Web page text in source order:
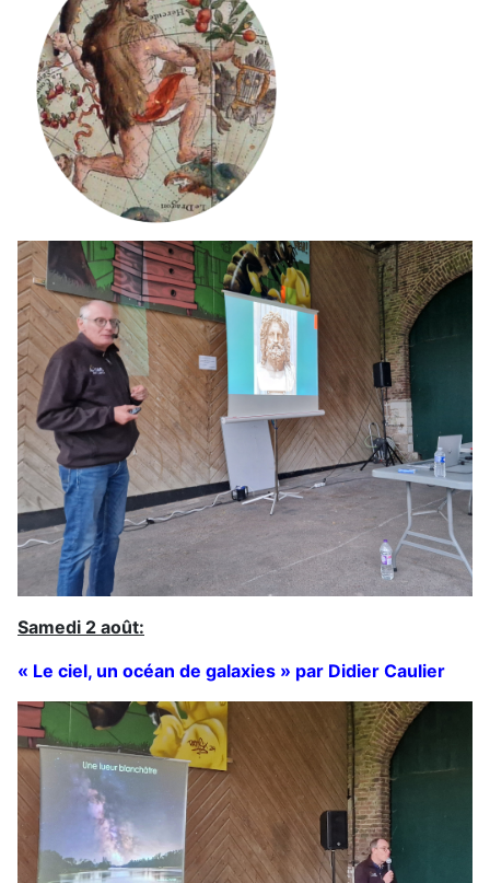
Samedi 2 août:
« Le ciel, un océan de galaxies » par Didier Caulier